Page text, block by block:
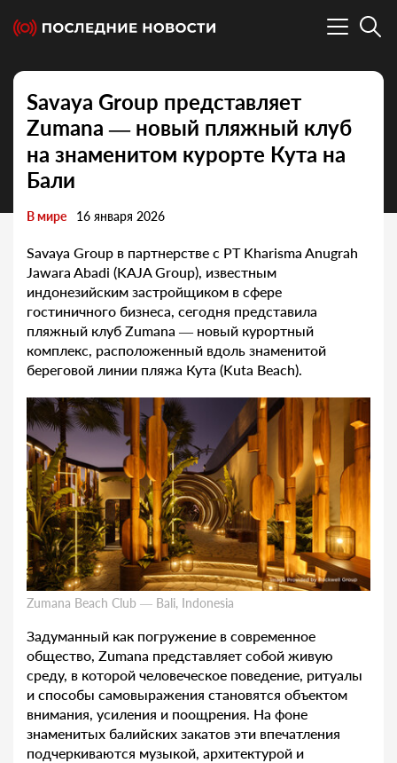
Savaya Group представляет
Zumana — новый пляжный клуб
на знаменитом курорте Кута на
Бали
В мире 16 января 2026
Savaya Group в партнерстве с PT Kharisma Anugrah
Jawara Abadi (KAJA Group), известным
индонезийским застройщиком в сфере
гостиничного бизнеса, сегодня представила
пляжный клуб Zumana — новый курортный
комплекс, расположенный вдоль знаменитой
береговой линии пляжа Кута (Kuta Beach).
Zumana Beach Club — Bali, Indonesia
Задуманный как погружение в современное
общество, Zumana представляет собой живую
среду, в которой человеческое поведение, ритуалы
и способы самовыражения становятся объектом
внимания, усиления и поощрения. На фоне
знаменитых балийских закатов эти впечатления
подчеркиваются музыкой, архитектурой и